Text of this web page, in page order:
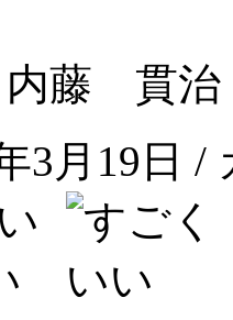
藤 貫治
3月19日